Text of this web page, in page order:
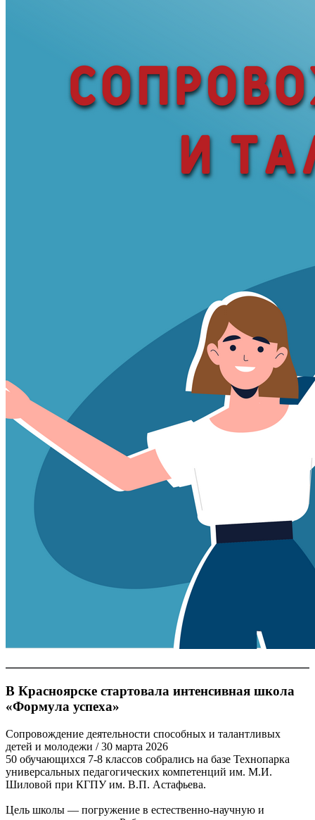
В Красноярске стартовала интенсивная школа
«Формула успеха»
Сопровождение деятельности способных и талантливых
детей и молодежи / 30 марта 2026
50 обучающихся 7-8 классов собрались на базе Технопарка
универсальных педагогических компетенций им. М.И.
Шиловой при КГПУ им. В.П. Астафьева.
Цель школы — погружение в естественно-научную и